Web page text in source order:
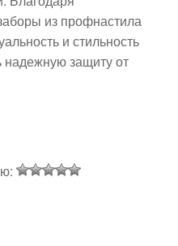
из профнастила
и стильность
надежную защиту от